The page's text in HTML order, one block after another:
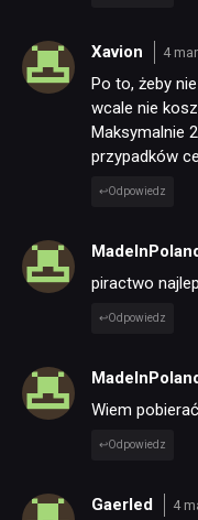
Xavion 4
Po to, żeby
wcale nie
Maksymalnie
przypadków
Odpowiedz
piractwo
Odpowiedz
Wiem
Odpowiedz
Gaerled 4